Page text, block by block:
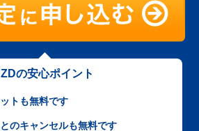
の安心ポイント
トも無料です
のキャンセルも無料です